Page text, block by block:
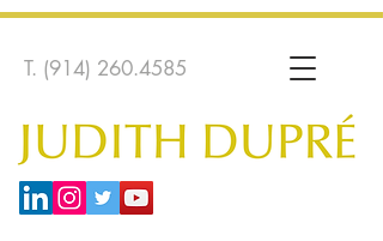
T. (914) 260.4585